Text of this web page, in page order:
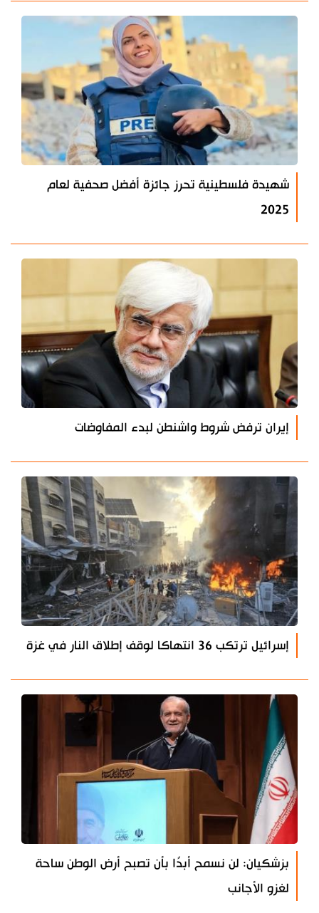
شهيدة فلسطينية تحرز جائزة أفضل صحفية لعام
2025
إيران ترفض شروط واشنطن لبدء المفاوضات
إسرائيل ترتكب 36 انتهاكا لوقف إطلاق النار في غزة
بزشكيان: لن نسمح أبدًا بأن تصبح أرض الوطن ساحة
لغزو الأجانب